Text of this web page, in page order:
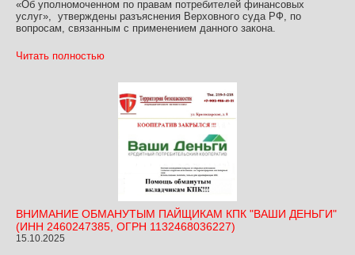
«Об уполномоченном по правам потребителей финансовых
услуг», утверждены разъяснения Верховного суда РФ, по
вопросам, связанным с применением данного закона.
Читать полностью
ВНИМАНИЕ ОБМАНУТЫМ ПАЙЩИКАМ КПК "ВАШИ ДЕНЬГИ"
(ИНН 2460247385, ОГРН 1132468036227)
15.10.2025